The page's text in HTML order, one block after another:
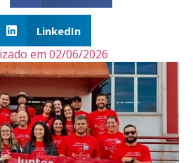
LinkedIn
em 02/06/2026